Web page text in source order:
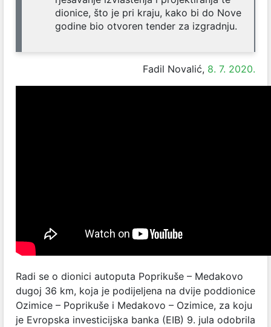
dionice, što je pri kraju, kako bi do Nove
godine bio otvoren tender za izgradnju.
Fadil Novalić, 8. 7. 2020.
Radi se o dionici autoputa Poprikuše – Medakovo
dugoj 36 km, koja je podijeljena na dvije poddionice
Ozimice – Poprikuše i Medakovo – Ozimice, za koju
je Evropska investicijska banka (EIB) 9. jula odobrila